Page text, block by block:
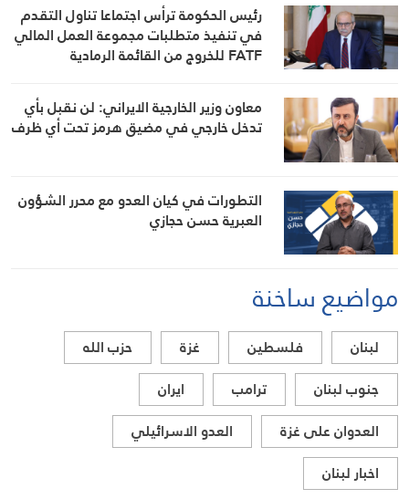
رئيس الحكومة ترأس اجتماعا تناول التقدم
في تنفيذ متطلبات مجموعة العمل المالي
FATF للخروج من القائمة الرمادية
معاون وزير الخارجية الايراني: لن نقبل بأي
تدخل خارجي في مضيق هرمز تحت أي ظرف
التطورات في كيان العدو مع محرر الشؤون
العبرية حسن حجازي
مواضيع ساخنة
لبنان فلسطين غزة
حزب الله
جنوب لبنان
ترامب
ايران
العدوان على غزة
العدو الاسرائيلي
اخبار لبنان